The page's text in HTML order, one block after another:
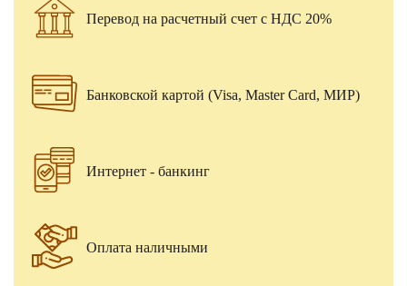
Перевод на расчетный счет с НДС 20%
Банковской картой (Visa, Master Card, МИР)
Интернет - банкинг
Оплата наличными